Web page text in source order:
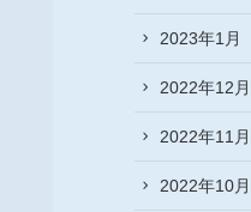
2023年1月
2022年12月
2022年11月
2022年10月